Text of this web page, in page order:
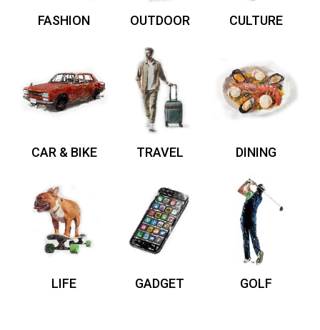
FASHION OUTDOOR CULTURE
CAR & BIKE TRAVEL DINING
LIFE GADGET GOLF